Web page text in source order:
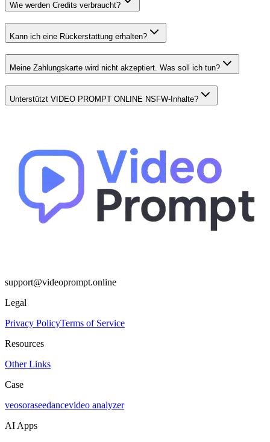
Wie werden Credits verbraucht?
Kann ich eine Rückerstattung erhalten?
Meine Zahlungskarte wird nicht akzeptiert. Was soll ich tun?
Unterstützt VIDEO PROMPT ONLINE NSFW-Inhalte?
support@videoprompt.online
Legal
Privacy PolicyTerms of Service
Resources
Other Links
Case
veosoraseedancevideo analyzer
AI Apps